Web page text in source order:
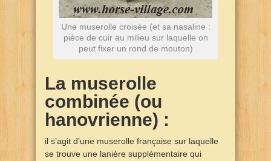
Une muserolle croisée (et sa nasaline :
pièce de cuir au milieu sur laquelle on
peut fixer un rond de mouton)
La muserolle
combinée (ou
hanovrienne) :
il s’agit d’une muserolle française sur laquelle
se trouve une lanière supplémentaire qui